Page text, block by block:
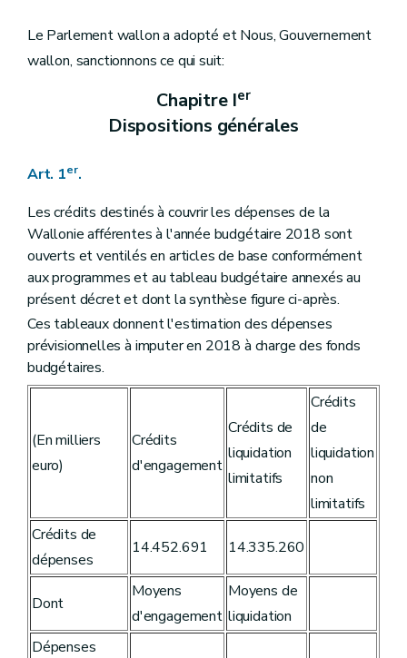
Art. 20
Chapitre II Garanties régionales
Art. 24
Art. 25
Art. 27
Chapitre III
Art. 28
Art. 29
Chapitre IV Organismes
Art. 30
Art. 31
Art. 32
Art. 33
Art. 34
Art. 35
Art. 36
Art. 37
Chapitre V Dispositions diverses
Art. 40
Art. 41
Art. 44
Chapitre VI
Annexe
Le Parlement wallon a adopté et Nous, Gouvernement
wallon, sanctionnons ce qui suit:
Chapitre Ier
Dispositions générales
Art. 1er.
Les crédits destinés à couvrir les dépenses de la
Wallonie afférentes à l'année budgétaire 2018 sont
ouverts et ventilés en articles de base conformément
aux programmes et au tableau budgétaire annexés au
présent décret et dont la synthèse figure ci-après.
Ces tableaux donnent l'estimation des dépenses
prévisionnelles à imputer en 2018 à charge des fonds
budgétaires.
(En milliers
euro)
Crédits
d'engagement
Crédits de
liquidation
limitatifs
Crédits
de
liquidation
non
limitatifs
Crédits de
dépenses
14.452.691 14.335.260
Dont
Moyens
d'engagement
Moyens de
liquidation
Dépenses